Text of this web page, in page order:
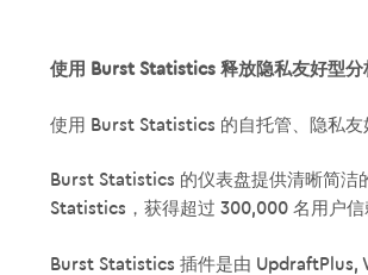
使用 Burst Statistics 释放隐私友好型分
使用 Burst Statistics 的自托管、隐私友
Burst Statistics 的仪表盘提供清晰简洁
Statistics，获得超过 300,000 名用户信
Burst Statistics 插件是由 UpdraftPlus,